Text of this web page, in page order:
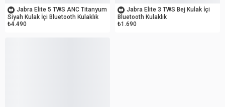
Jabra Elite 5 TWS ANC Titanyum
Siyah Kulak İçi Bluetooth Kulaklık
₺4.490
Jabra Elite 3 TWS Bej Kulak İçi
Bluetooth Kulaklık
₺1.690